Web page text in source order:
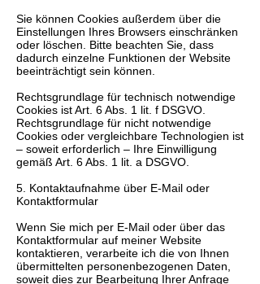
Sie können Cookies außerdem über die
Einstellungen Ihres Browsers einschränken
oder löschen. Bitte beachten Sie, dass
dadurch einzelne Funktionen der Website
beeinträchtigt sein können.
Rechtsgrundlage für technisch notwendige
Cookies ist Art. 6 Abs. 1 lit. f DSGVO.
Rechtsgrundlage für nicht notwendige
Cookies oder vergleichbare Technologien ist
– soweit erforderlich – Ihre Einwilligung
gemäß Art. 6 Abs. 1 lit. a DSGVO.
5. Kontaktaufnahme über E-Mail oder
Kontaktformular
Wenn Sie mich per E-Mail oder über das
Kontaktformular auf meiner Website
kontaktieren, verarbeite ich die von Ihnen
übermittelten personenbezogenen Daten,
soweit dies zur Bearbeitung Ihrer Anfrage